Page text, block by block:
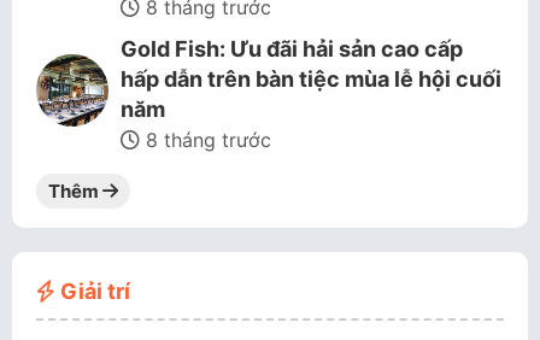
8 tháng trước
Gold Fish: Ưu đãi hải sản cao cấp
hấp dẫn trên bàn tiệc mùa lễ hội cuối
năm
8 tháng trước
Thêm
Giải trí